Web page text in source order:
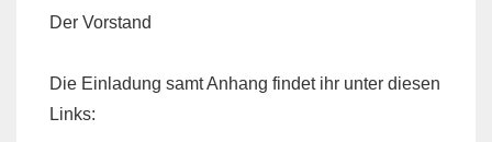
Der Vorstand
Die Einladung samt Anhang findet ihr unter diesen
Links: